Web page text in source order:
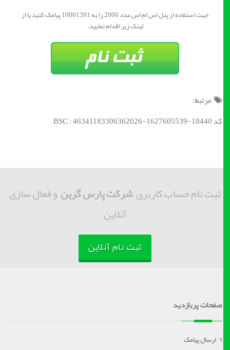
جهت استفاده از پنل اس ام اس عدد 2000 را به 10001391 پیامک کنید یا از
لینک زیر اقدام نمایید.
مرتبط:
کد BSC : 46341183306362026-1627605539-18440;
ثبت نام حساب کاربریشرکت پارس گرینو فعال سازی
آنلاین
ثبت نام آنلاین
صفحات پربازدید
ارسال پیامک